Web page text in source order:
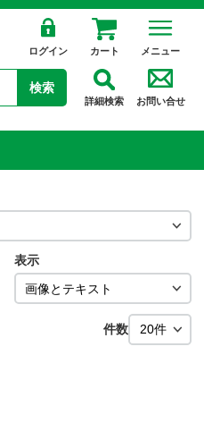
ログイン カート メニュー
検索
詳細検索 お問い合せ
表示
件数